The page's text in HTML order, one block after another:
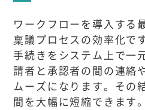
ワークフローを導入する
稟議プロセスの効率化で
手続きをシステム上で一
請者と承認者の間の連絡
ムーズになります。その
間を大幅に短縮できます。